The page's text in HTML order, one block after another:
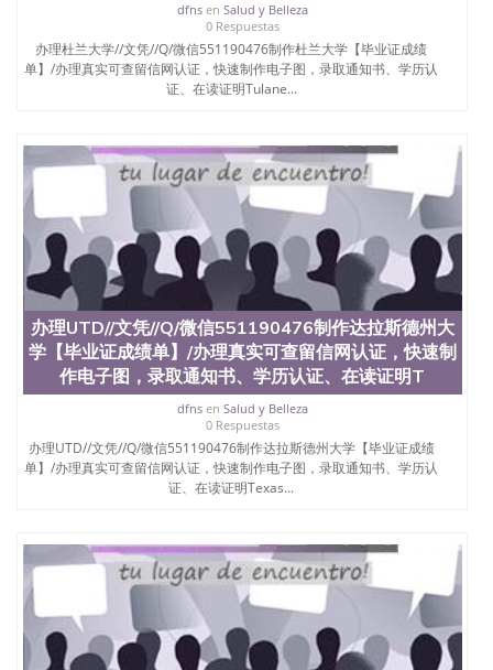
dfnsen Salud y Belleza
0 Respuestas
办理杜兰大学//文凭//Q/微信551190476制作杜兰大学【毕业证成绩
单】/办理真实可查留信网认证，快速制作电子图，录取通知书、学历认
证、在读证明Tulane...
办理UTD//文凭//Q/微信551190476制作达拉斯德州大
学【毕业证成绩单】/办理真实可查留信网认证，快速制
作电子图，录取通知书、学历认证、在读证明T
dfnsen Salud y Belleza
0 Respuestas
办理UTD//文凭//Q/微信551190476制作达拉斯德州大学【毕业证成绩
单】/办理真实可查留信网认证，快速制作电子图，录取通知书、学历认
证、在读证明Texas...